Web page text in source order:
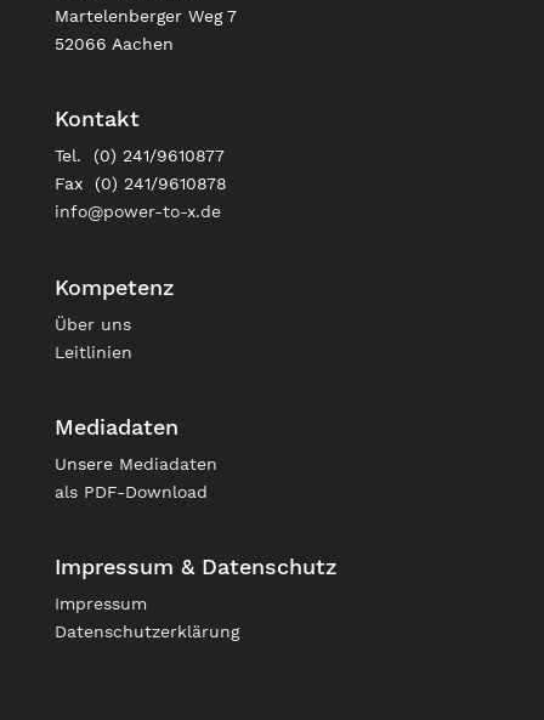
Martelenberger Weg 7
52066 Aachen
Kontakt
Tel. (0) 241/9610877
Fax (0) 241/9610878
info@power-to-x.de
Kompetenz
Über uns
Leitlinien
Mediadaten
Unsere Mediadaten
als PDF-Download
Impressum & Datenschutz
Impressum
Datenschutzerklärung